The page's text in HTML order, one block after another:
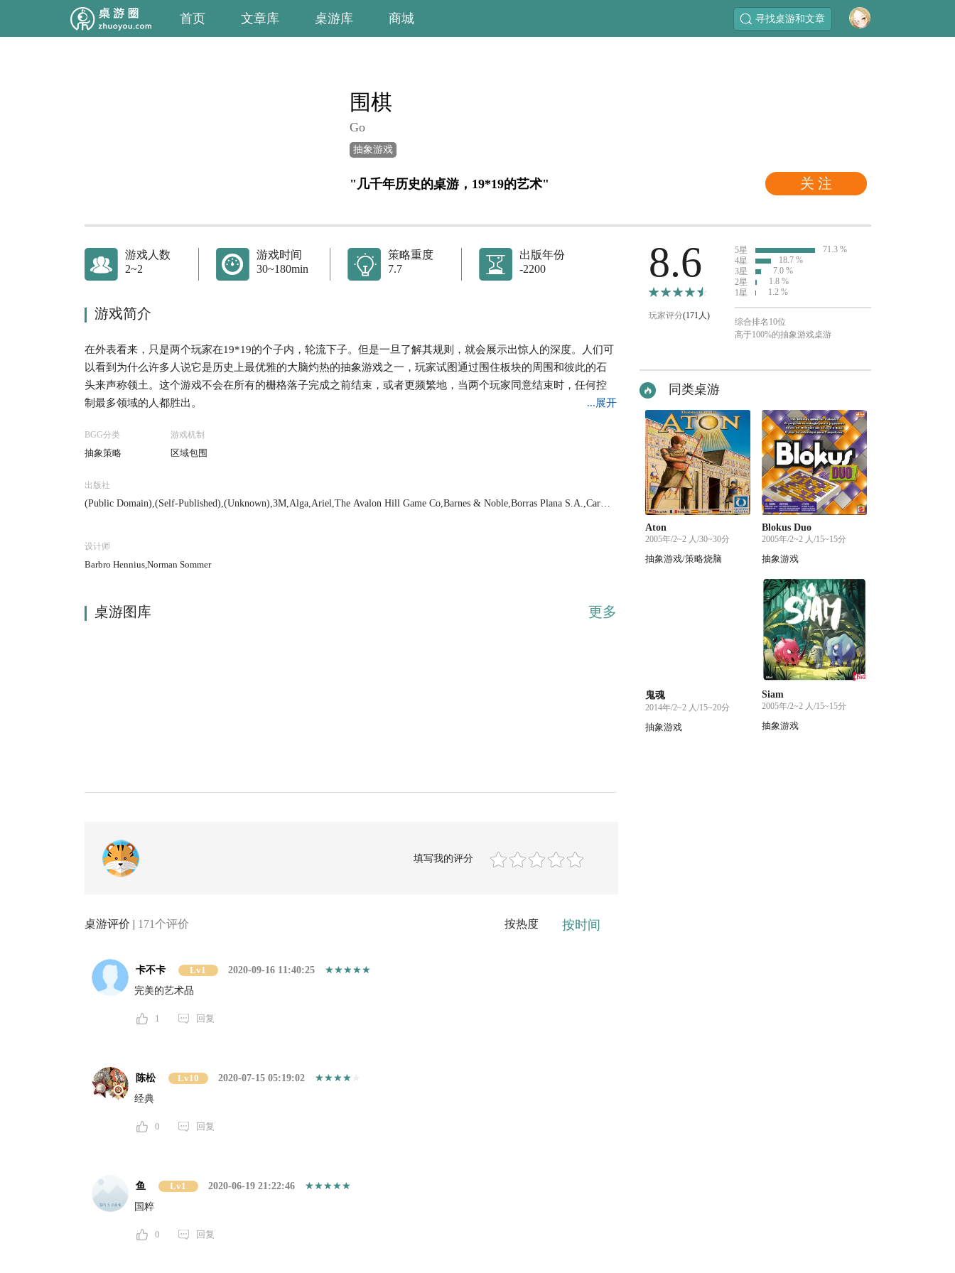
首页 文章库 桌游库 商城 寻找桌游和文章
关 注
围棋
Go
抽象游戏
"几千年历史的桌游，19*19的艺术"
游戏人数
2~2
游戏时间
30~180min
策略重度
7.7
出版年份
-2200
游戏简介
在外表看来，只是两个玩家在19*19的个子内，轮流下子。但是一旦了解其规则，就会展示出惊人的深度。人们可
以看到为什么许多人说它是历史上最优雅的大脑灼热的抽象游戏之一，玩家试图通过围住板块的周围和彼此的石
头来声称领土。这个游戏不会在所有的栅格落子完成之前结束，或者更频繁地，当两个玩家同意结束时，任何控
制最多领域的人都胜出。
...展开
BGG分类
抽象策略
游戏机制
区域包围
出版社
(Public Domain),(Self-Published),(Unknown),3M,Alga,Ariel,The Avalon Hill Game Co,Barnes & Noble,Borras Plana S.A.,Carlto
ng-Spiele,Hausser,Hebsacker Verlag,HEMA,Hobby,Ishi Press International,J.P. Raymond Rivarola,Japan Publications, Inc.,John
N. Hansen Co., Inc.,Jumbo,L'Impensé Radical,L. P. Septímio,Longfield Games,Michael Stanfield,Milton Bradley,Mitra,Mitsubish
i Fuso,Monkey Pod Games,nestorgames,Otto Maier Verlag,Pacific Game Company,Philos,Play All Day Games,Ravensburger Spie
s, LLC,ZTS Plastyk
设计师
Barbro Hennius,Norman Sommer
桌游图库 更多
填写我的评分
桌游评价 | 171个评价 按热度 按时间
卡不卡 Lv1
2020-09-16 11:40:25
完美的艺术品
1 回复
陈松 Lv10
2020-07-15 05:19:02
经典
0 回复
鱼 Lv1
2020-06-19 21:22:46
国粹
0 回复
8.6
玩家评分(171人)
5星
71.3 %
4星
18.7 %
3星
7.0 %
2星
1.8 %
1星
1.2 %
综合排名10位
高于100%的抽象游戏桌游
同类桌游
Aton
2005年/2~2 人/30~30分
抽象游戏/策略烧脑
Blokus Duo
2005年/2~2 人/15~15分
抽象游戏
鬼魂
2014年/2~2 人/15~20分
抽象游戏
Siam
2005年/2~2 人/15~15分
抽象游戏